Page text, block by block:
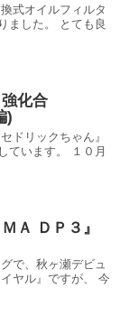
式オイルフィルタ
ました。 とても良
強化合
)
ドリックちゃん』
ています。 １０月
Ａ ＤＰ３』
で、秋ヶ瀬デビュ
ヤル』ですが、 今